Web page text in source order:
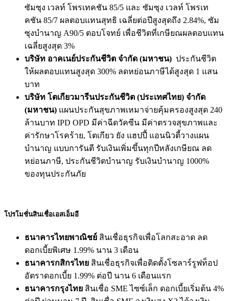
ซัมซุง เวลท์ โพรเทคชัน 85/5 และ ซัมซุง เวลท์ โพรเท
คชัน 85/7 ผลตอบแทนสุทธิ เฉลี่ยต่อปีสูงสุดถึง 2.84%, ซัม
ซุงบำนาญ A90/5 ตอบโจทย์ เพื่อชีวิตที่เกษียณผลตอบแทน
เฉลี่ยสูงสุด 3%
บริษัท อาคเนย์ประกันชีวิต จำกัด (มหาชน) ประกันชีวิต
ให้ผลตอบแทนสูงสุด 300% ลดหย่อนภาษีได้สูงสุด 1 แสน
บาท
บริษัท โตเกียวมารีนประกันชีวิต (ประเทศไทย) จำกัด
(มหาชน) แผนประกันสุขภาพเหมาจ่ายคุ้มครองสูงสุด 240
ล้านบาท IPD OPD มีค่าฉีดวัคซีน มีค่าตรวจสุขภาพและ
ค่ารักษาโรคร้าย, โตเกียว ยัง แฮปปี้ แอนนิวตี้วางแผน
บำนาญ แบบการันตี รับเงินเพิ่มขึ้นทุกปีหลังเกษียณ ลด
หย่อนภาษี, ประกันชีวิตบำนาญ รับเงินบำนาญ 1000%
ของทุนประกันภัย
โปรโมชั่นสินเชื่อเอสเอ็มอี
ธนาคารไทยพาณิชย์ สินเชื่อธุรกิจเพื่อโลกสะอาด ลด
ดอกเบี้ยพิเศษ 1.99% นาน 3 เดือน
ธนาคารกสิกรไทย สินเชื่อธุรกิจเพื่อติดตั้งโซลาร์รูฟท็อป
อัตราดอกเบี้ย 1.99% ต่อปี นาน 6 เดือนแรก
ธนาคารกรุงไทย สินเชื่อ SME ไซซ์เล็ก ดอกเบี้ยเริ่มต้น 4%